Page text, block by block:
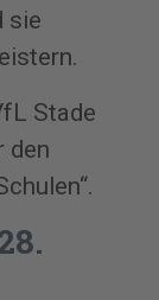
sie
Stade
den